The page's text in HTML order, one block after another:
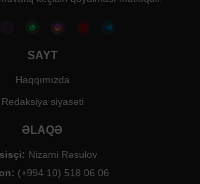
SAYT
Haqqımızda
Redaksiya siyasəti
ƏLAQƏ
Nizami Rəsulov
(+994 10) 518 06 06